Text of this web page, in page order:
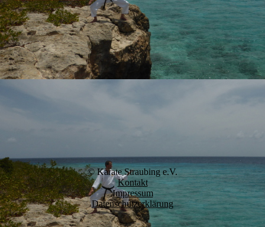
© Karate Straubing e.V.
Kontakt
Impressum
Datenschutzerklärung